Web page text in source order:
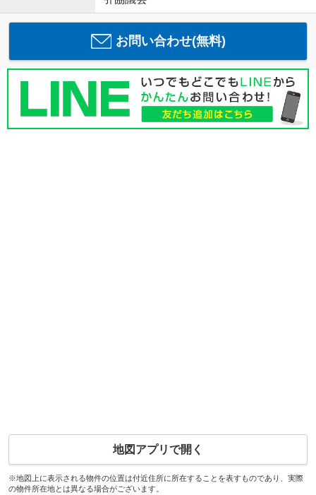
お問い合わせ(無料)
地図アプリで開く
※地図上に表示される物件の位置は付近住所に所在することを表すものであり、実際
の物件所在地とは異なる場合がございます。